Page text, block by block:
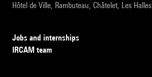
Hôtel de Ville, Rambuteau, Châtelet, Les Halles
Jobs and internships
IRCAM team